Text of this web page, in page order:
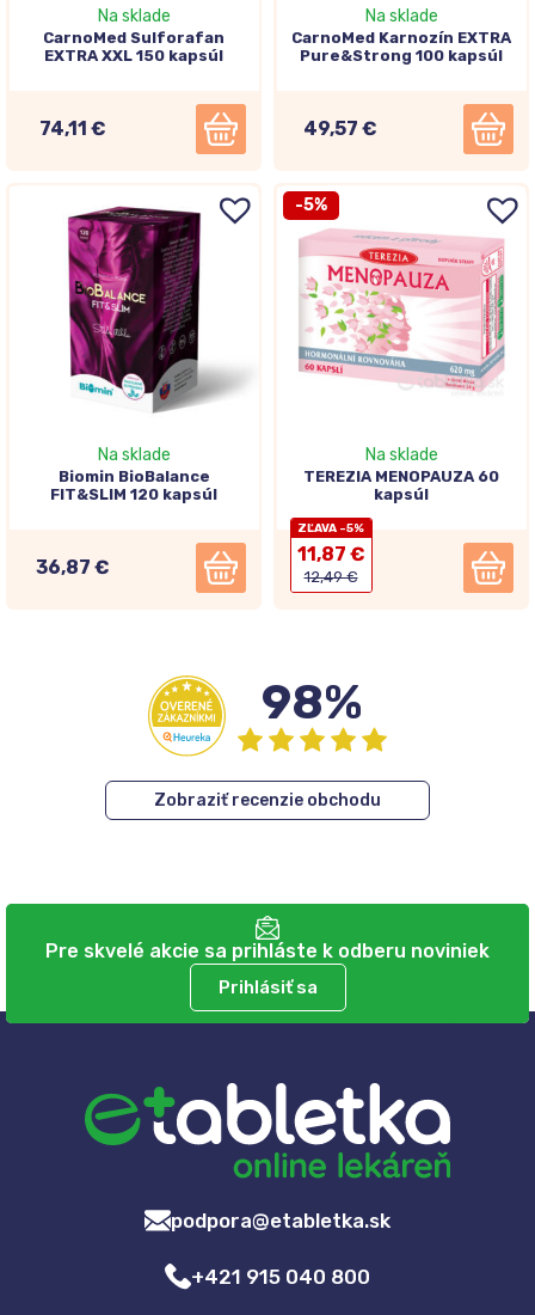
Na sklade
CarnoMed Sulforafan
EXTRA XXL 150 kapsúl
74,11 €
Na sklade
CarnoMed Karnozín EXTRA
Pure&Strong 100 kapsúl
49,57 €
Na sklade
Biomin BioBalance
FIT&SLIM 120 kapsúl
36,87 €
-5%
Na sklade
TEREZIA MENOPAUZA 60
kapsúl
ZĽAVA -5%
11,87 €
12,49 €
98%
Zobraziť recenzie obchodu
Pre skvelé akcie sa prihláste k odberu noviniek
Prihlásiť sa
podpora@etabletka.sk
+421 915 040 800